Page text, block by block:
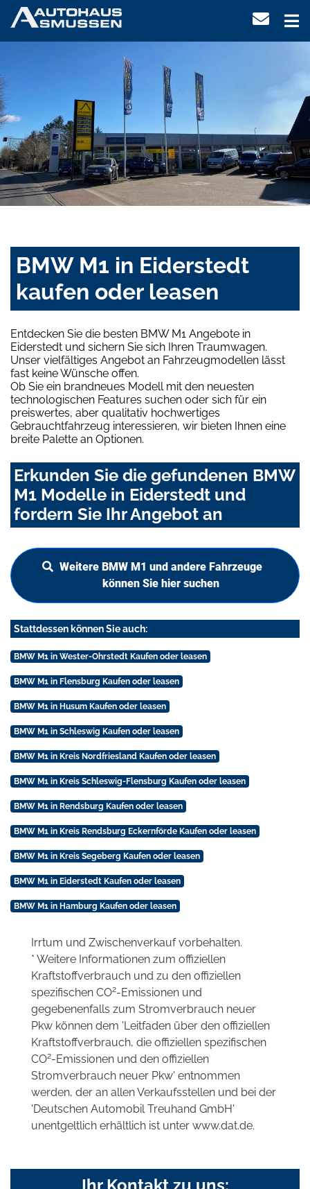
BMW M1 in Eiderstedt
kaufen oder leasen
Entdecken Sie die besten BMW M1 Angebote in
Eiderstedt und sichern Sie sich Ihren Traumwagen.
Unser vielfältiges Angebot an Fahrzeugmodellen lässt
fast keine Wünsche offen.
Ob Sie ein brandneues Modell mit den neuesten
technologischen Features suchen oder sich für ein
preiswertes, aber qualitativ hochwertiges
Gebrauchtfahrzeug interessieren, wir bieten Ihnen eine
breite Palette an Optionen.
Erkunden Sie die gefundenen BMW
M1 Modelle in Eiderstedt und
fordern Sie Ihr Angebot an
Weitere BMW M1 und andere Fahrzeuge
können Sie hier suchen
Stattdessen können Sie auch:
BMW M1 in Wester-Ohrstedt Kaufen oder leasen
BMW M1 in Flensburg Kaufen oder leasen
BMW M1 in Husum Kaufen oder leasen
BMW M1 in Schleswig Kaufen oder leasen
BMW M1 in Kreis Nordfriesland Kaufen oder leasen
BMW M1 in Kreis Schleswig-Flensburg Kaufen oder leasen
BMW M1 in Rendsburg Kaufen oder leasen
BMW M1 in Kreis Rendsburg Eckernförde Kaufen oder leasen
BMW M1 in Kreis Segeberg Kaufen oder leasen
BMW M1 in Eiderstedt Kaufen oder leasen
BMW M1 in Hamburg Kaufen oder leasen
Irrtum und Zwischenverkauf vorbehalten.
* Weitere Informationen zum offiziellen
Kraftstoffverbrauch und zu den offiziellen
spezifischen CO2-Emissionen und
gegebenenfalls zum Stromverbrauch neuer
Pkw können dem 'Leitfaden über den offiziellen
Kraftstoffverbrauch, die offiziellen spezifischen
CO2-Emissionen und den offiziellen
Stromverbrauch neuer Pkw' entnommen
werden, der an allen Verkaufsstellen und bei der
'Deutschen Automobil Treuhand GmbH'
unentgeltlich erhältlich ist unter www.dat.de.
Ihr Kontakt zu uns: